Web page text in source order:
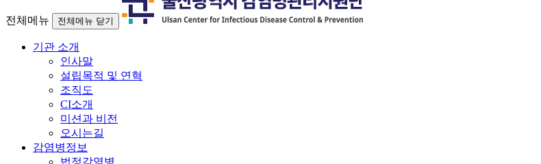
전체메뉴 전체메뉴 닫기
기관 소개
인사말
설립목적 및 연혁
조직도
CI소개
미션과 비전
오시는길
감염병정보
법정감염병